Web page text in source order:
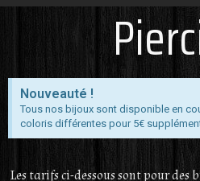
Nouveauté !
Tous nos bijoux sont disponible en
coloris différentes pour 5€
Les tarifs ci-dessous sont pour des